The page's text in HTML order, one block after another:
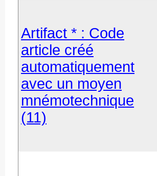
Artifact * : Code
article créé
automatiquement
avec un moyen
mnémotechnique
(11)